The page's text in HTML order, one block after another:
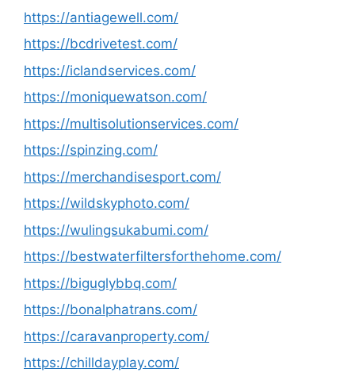
https://antiagewell.com/
https://bcdrivetest.com/
https://iclandservices.com/
https://moniquewatson.com/
https://multisolutionservices.com/
https://spinzing.com/
https://merchandisesport.com/
https://wildskyphoto.com/
https://wulingsukabumi.com/
https://bestwaterfiltersforthehome.com/
https://biguglybbq.com/
https://bonalphatrans.com/
https://caravanproperty.com/
https://chilldayplay.com/